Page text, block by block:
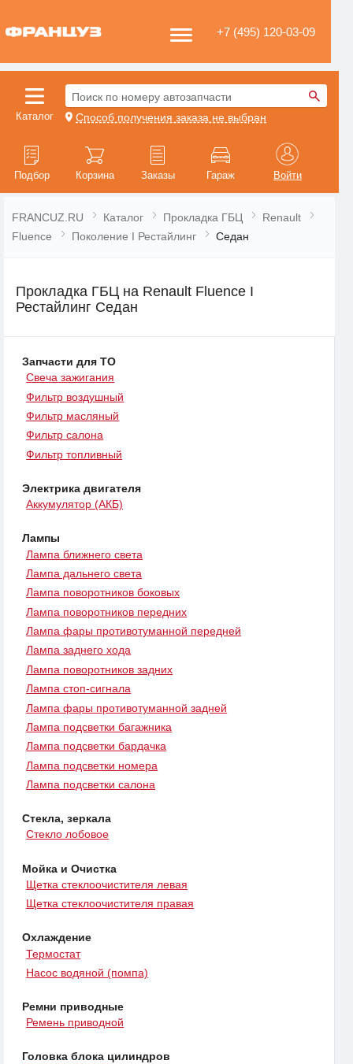
+7 (495) 120-03-09
Каталог
Поиск по номеру автозапчасти
Способ получения заказа не выбран
Подбор Корзина Заказы Гараж Войти
FRANCUZ.RU Каталог Прокладка ГБЦ
Renault
Fluence
Поколение I Рестайлинг Седан
Прокладка ГБЦ на Renault Fluence I
Рестайлинг Седан
Запчасти для ТО
Свеча зажигания
Фильтр воздушный
Фильтр масляный
Фильтр салона
Фильтр топливный
Электрика двигателя
Аккумулятор (АКБ)
Лампы
Лампа ближнего света
Лампа дальнего света
Лампа поворотников боковых
Лампа поворотников передних
Лампа фары противотуманной передней
Лампа заднего хода
Лампа поворотников задних
Лампа стоп-сигнала
Лампа фары противотуманной задней
Лампа подсветки багажника
Лампа подсветки бардачка
Лампа подсветки номера
Лампа подсветки салона
Стекла, зеркала
Стекло лобовое
Мойка и Очистка
Щетка стеклоочистителя левая
Щетка стеклоочистителя правая
Охлаждение
Термостат
Насос водяной (помпа)
Ремни приводные
Ремень приводной
Головка блока цилиндров